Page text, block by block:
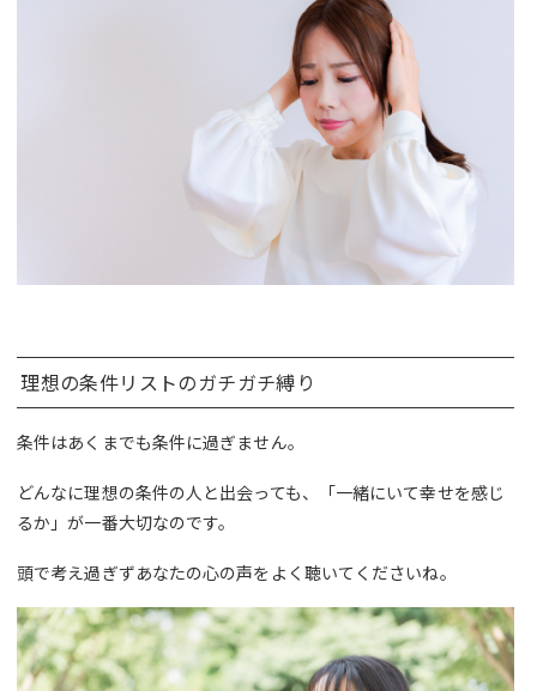
理想の条件リストのガチガチ縛り
条件はあくまでも条件に過ぎません。
どんなに理想の条件の人と出会っても、「一緒にいて幸せを感じ
るか」が一番大切なのです。
頭で考え過ぎずあなたの心の声をよく聴いてくださいね。